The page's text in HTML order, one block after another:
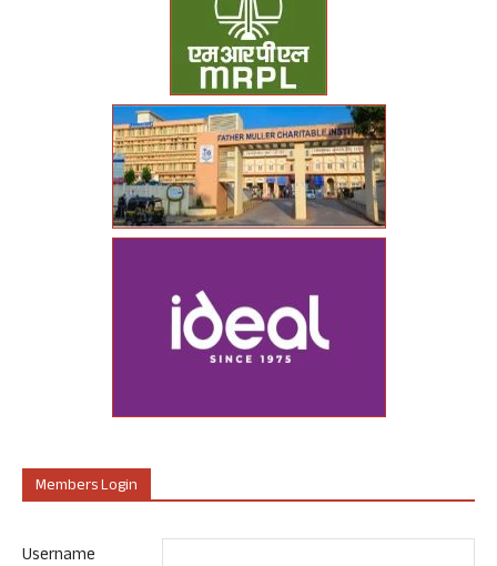
Members Login
Username